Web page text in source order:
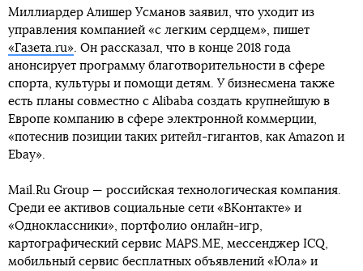
Миллиардер Алишер Усманов заявил, что уходит из
управления компанией «с легким сердцем», пишет
«Газета.ru». Он рассказал, что в конце 2018 года
анонсирует программу благотворительности в сфере
спорта, культуры и помощи детям. У бизнесмена также
есть планы совместно с Alibaba создать крупнейшую в
Европе компанию в сфере электронной коммерции,
«потеснив позиции таких ритейл-гигантов, как Amazon и
Ebay».
Mail.Ru Group — российская технологическая компания.
Среди ее активов социальные сети «ВКонтакте» и
«Одноклассники», портфолио онлайн-игр,
картографический сервис MAPS.ME, мессенджер ICQ,
мобильный сервис бесплатных объявлений «Юла» и